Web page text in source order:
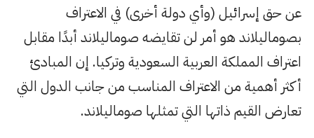
عن حق إسرائيل (وأي دولة أخرى) في الاعتراف
بصوماليلاند هو أمر لن تقايضه صوماليلاند أبدًا مقابل
اعتراف المملكة العربية السعودية وتركيا. إن المبادئ
أكثر أهمية من الاعتراف المناسب من جانب الدول التي
تعارض القيم ذاتها التي تمثلها صوماليلاند.